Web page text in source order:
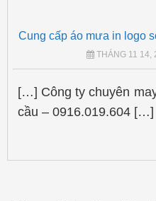
Cung cấp áo mưa in logo
THÁNG 11 14,
[…] Công ty chuyên
cầu – 0916.019.604 […]